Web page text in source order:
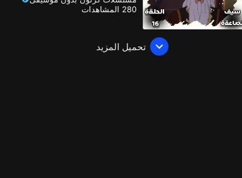
280 المشاهدات
تحميل المزيد